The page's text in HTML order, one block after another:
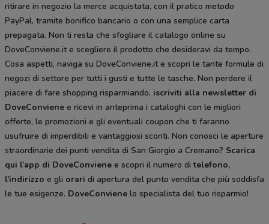
ritirare in negozio la merce acquistata, con il pratico metodo
PayPal, tramite bonifico bancario o con una semplice carta
prepagata. Non ti resta che sfogliare il catalogo online su
DoveConviene.it e scegliere il prodotto che desideravi da tempo.
Cosa aspetti, naviga su DoveConviene.it e scopri le tante formule di
negozi di settore per tutti i gusti e tutte le tasche. Non perdere il
piacere di fare shopping risparmiando, iscriviti alla newsletter di
DoveConviene e ricevi in anteprima i cataloghi con le migliori
offerte, le promozioni e gli eventuali coupon che ti faranno
usufruire di imperdibili e vantaggiosi sconti. Non conosci le aperture
straordinarie dei punti vendita di San Giorgio a Cremano? Scarica
qui l’app di DoveConviene e scopri il numero ditelefono,
l'indirizzo e gli orari di apertura del punto vendita che più soddisfa
le tue esigenze. DoveConviene lo specialista del tuo risparmio!